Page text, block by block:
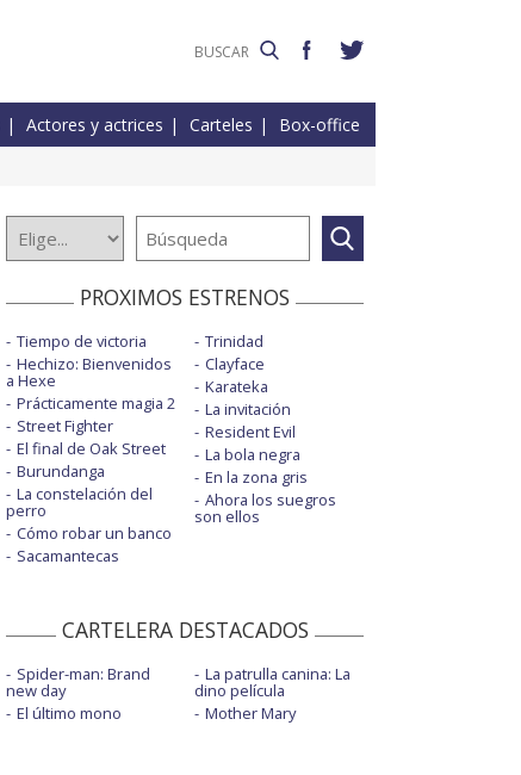
Actores y actrices Carteles Box-office
PROXIMOS ESTRENOS
Tiempo de victoria
Hechizo: Bienvenidos
a Hexe
Prácticamente magia 2
Street Fighter
El final de Oak Street
Burundanga
La constelación del
perro
Cómo robar un banco
Sacamantecas
Trinidad
Clayface
Karateka
La invitación
Resident Evil
La bola negra
En la zona gris
Ahora los suegros
son ellos
CARTELERA DESTACADOS
Spider-man: Brand
new day
El último mono
La patrulla canina: La
dino película
Mother Mary